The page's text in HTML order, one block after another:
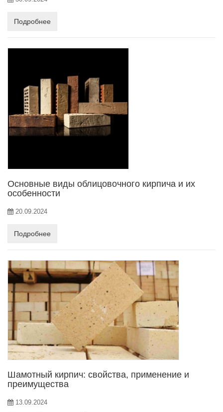
Подробнее
Основные виды облицовочного кирпича и их
особенности
20.09.2024
Подробнее
Шамотный кирпич: свойства, применение и
преимущества
13.09.2024